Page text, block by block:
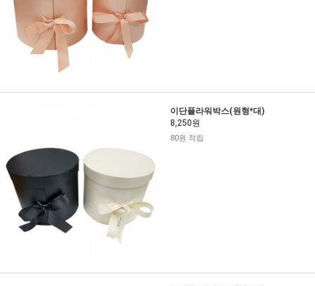
이단플라워박스(원형*대)
8,250원
80원 적립